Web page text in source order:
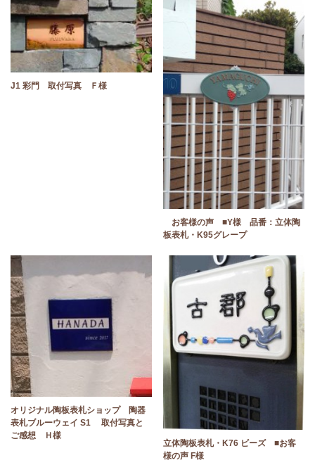
J1 彩門 取付写真 Ｆ様
お客様の声 ■Y様 品番：立体陶
板表札・K95グレープ
オリジナル陶板表札ショップ 陶器
表札ブルーウェイ S1 取付写真と
ご感想 Ｈ様
立体陶板表札・K76 ビーズ ■お客
様の声 F様